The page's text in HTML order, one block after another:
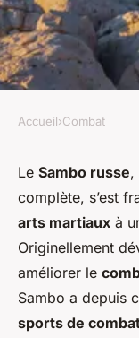
Sambo
améliorer
réflexes ?
Océane •19 janvier
Accueil›Combat
Le Sambo russe,
complète, s’est
arts martiaux à
Originellement
améliorer le
Sambo a depuis
sports de